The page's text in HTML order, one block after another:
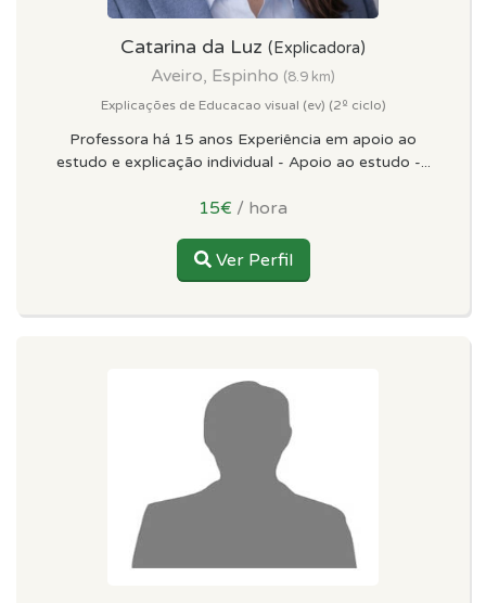
Catarina da Luz (Explicadora)
Aveiro, Espinho (8.9 km)
Explicações de Educacao visual (ev) (2º ciclo)
Professora há 15 anos Experiência em apoio ao
estudo e explicação individual - Apoio ao estudo -...
15€ / hora
Ver Perfil